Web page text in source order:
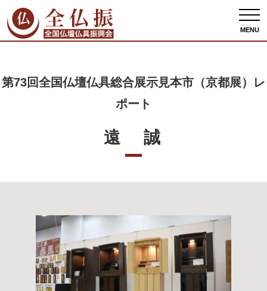
MENU
全仏振ホーム 出展者情報
第73回全国仏壇仏具総合展示見本市（京都展）レポー
遠 誠
第73回全国仏壇仏具総合展示見本市（京都展）レ
ポート
遠 誠